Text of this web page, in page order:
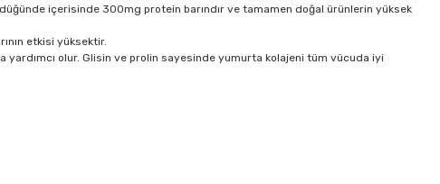
içerisinde 300mg protein barındır ve tamamen doğal ürünlerin yüksek
etkisi yüksektir.
olur. Glisin ve prolin sayesinde yumurta kolajeni tüm vücuda iyi